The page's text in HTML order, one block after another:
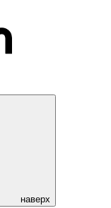
наверх